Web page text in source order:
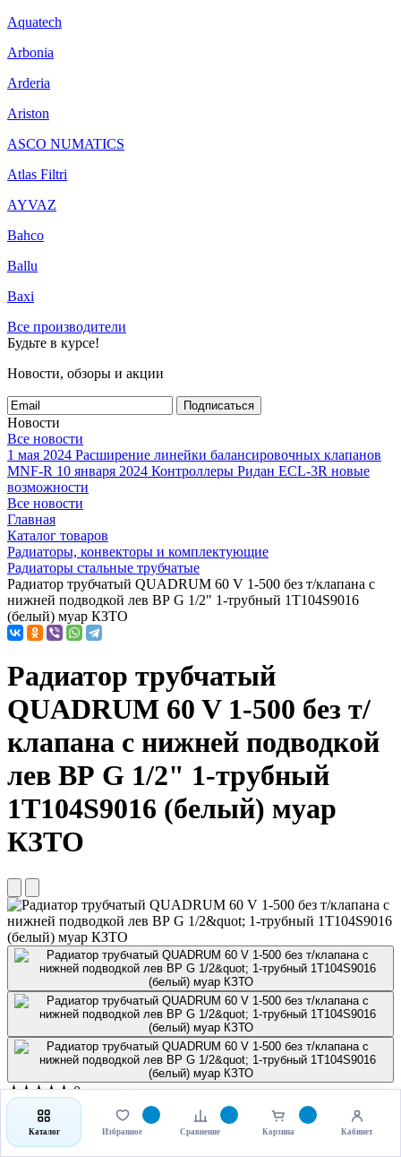
Aquatech
Arbonia
Arderia
Ariston
ASCO NUMATICS
Atlas Filtri
AYVAZ
Bahco
Ballu
Baxi
Все производители
Будьте в курсе!
Новости, обзоры и акции
Подписаться
Новости
Все новости
1 мая 2024 Расширение линейки балансировочных клапанов
MNF-R 10 января 2024 Контроллеры Ридан ECL-3R новые
возможности
Все новости
Главная
Каталог товаров
Радиаторы, конвекторы и комплектующие
Радиаторы стальные трубчатые
Радиатор трубчатый QUADRUM 60 V 1-500 без т/клапана с
нижней подводкой лев ВР G 1/2" 1-трубный 1Т104S9016
(белый) муар КЗТО
Радиатор трубчатый
QUADRUM 60 V 1-500 без т/
клапана с нижней подводкой
лев ВР G 1/2" 1-трубный
1Т104S9016 (белый) муар
КЗТО
★★★★★ 0 отзывов
42 320.70 руб
Под заказ
НДС включен. После выбора варианта можно сразу перейти к
Каталог Избранное Сравнение Корзина Кабинет